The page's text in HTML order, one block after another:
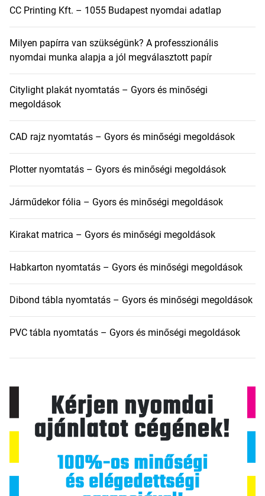
CC Printing Kft. – 1055 Budapest nyomdai adatlap
Milyen papírra van szükségünk? A professzionális
nyomdai munka alapja a jól megválasztott papír
Citylight plakát nyomtatás – Gyors és minőségi
megoldások
CAD rajz nyomtatás – Gyors és minőségi megoldások
Plotter nyomtatás – Gyors és minőségi megoldások
Járműdekor fólia – Gyors és minőségi megoldások
Kirakat matrica – Gyors és minőségi megoldások
Habkarton nyomtatás – Gyors és minőségi megoldások
Dibond tábla nyomtatás – Gyors és minőségi megoldások
PVC tábla nyomtatás – Gyors és minőségi megoldások